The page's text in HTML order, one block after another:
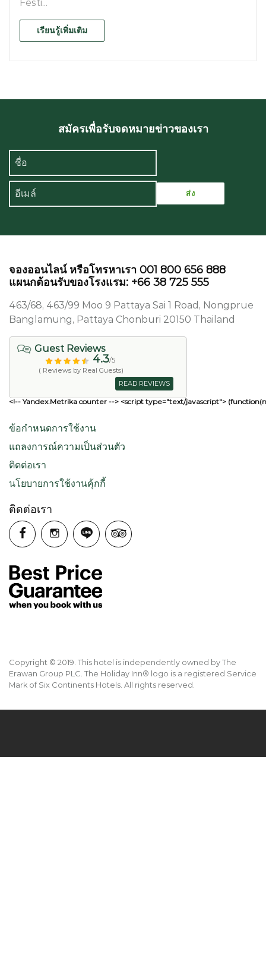
Festi...
เรียนรู้เพิ่มเติม
สมัครเพื่อรับจดหมายข่าวของเรา
จองออนไลน์ หรือโทรหาเรา 001 800 656 888
แผนกต้อนรับของโรงแรม: +66 38 725 555
463/68, 463/99 Moo 9 Pattaya Sai 1 Road, Nongprue
Banglamung, Pattaya Chonburi 20150 Thailand
Guest Reviews
4.3/5
( Reviews by Real Guests)
READ REVIEWS
<!-- Yandex.Metrika counter --> <script type="text/javascript">
ข้อกำหนดการใช้งาน
แถลงการณ์ความเป็นส่วนตัว
ติดต่อเรา
นโยบายการใช้งานคุ้กกี้
ติดต่อเรา
Copyright © 2019. This hotel is independently owned by The
Erawan Group PLC. The Holiday Inn® logo is a registered Service
Mark of Six Continents Hotels. All rights reserved.